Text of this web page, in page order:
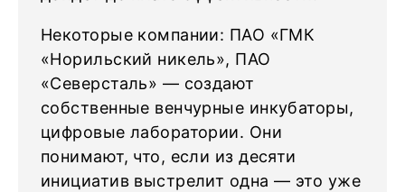
Некоторые компании: ПАО «ГМК
«Норильский никель», ПАО
«Северсталь» — создают
собственные венчурные инкубаторы,
цифровые лаборатории. Они
понимают, что, если из десяти
инициатив выстрелит одна — это уже